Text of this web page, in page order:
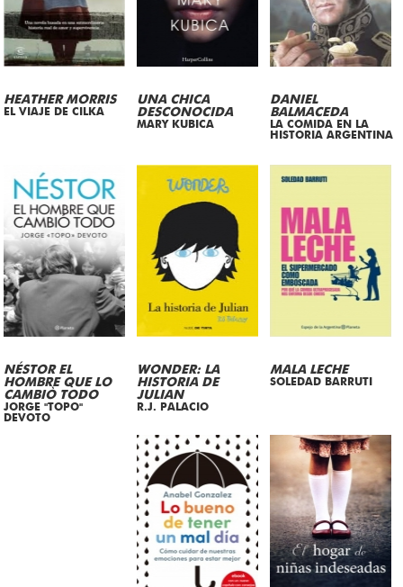
HEATHER MORRIS
EL VIAJE DE CILKA
UNA CHICA
DESCONOCIDA
MARY KUBICA
DANIEL
BALMACEDA
LA COMIDA EN LA
HISTORIA ARGENTINA
NÉSTOR EL
HOMBRE QUE LO
CAMBIÒ TODO
JORGE "TOPO"
DEVOTO
WONDER: LA
HISTORIA DE
JULIAN
R.J. PALACIO
MALA LECHE
SOLEDAD BARRUTI